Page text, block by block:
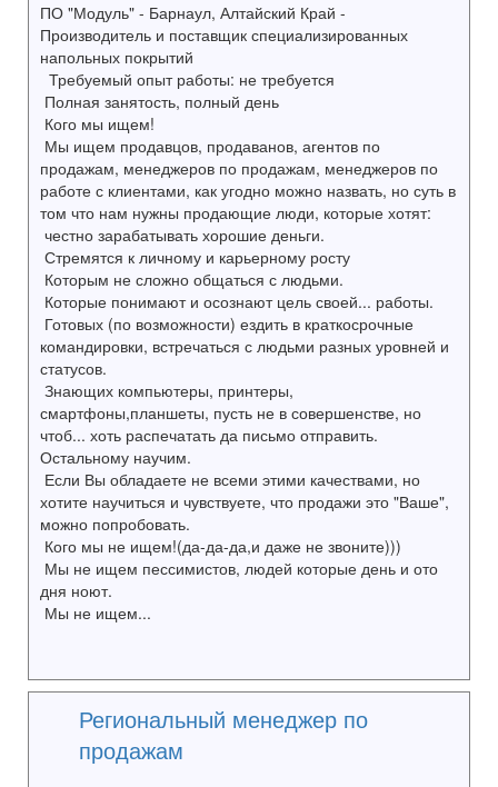
ПО "Модуль" - Барнаул, Алтайский Край -
Производитель и поставщик специализированных
напольных покрытий
Требуемый опыт работы: не требуется
Полная занятость, полный день
Кого мы ищем!
Мы ищем продавцов, продаванов, агентов по
продажам, менеджеров по продажам, менеджеров по
работе с клиентами, как угодно можно назвать, но суть в
том что нам нужны продающие люди, которые хотят:
честно зарабатывать хорошие деньги.
Стремятся к личному и карьерному росту
Которым не сложно общаться с людьми.
Которые понимают и осознают цель своей... работы.
Готовых (по возможности) ездить в краткосрочные
командировки, встречаться с людьми разных уровней и
статусов.
Знающих компьютеры, принтеры,
смартфоны,планшеты, пусть не в совершенстве, но
чтоб... хоть распечатать да письмо отправить.
Остальному научим.
Если Вы обладаете не всеми этими качествами, но
хотите научиться и чувствуете, что продажи это "Ваше",
можно попробовать.
Кого мы не ищем!(да-да-да,и даже не звоните)))
Мы не ищем пессимистов, людей которые день и ото
дня ноют.
Мы не ищем...
Региональный менеджер по
продажам